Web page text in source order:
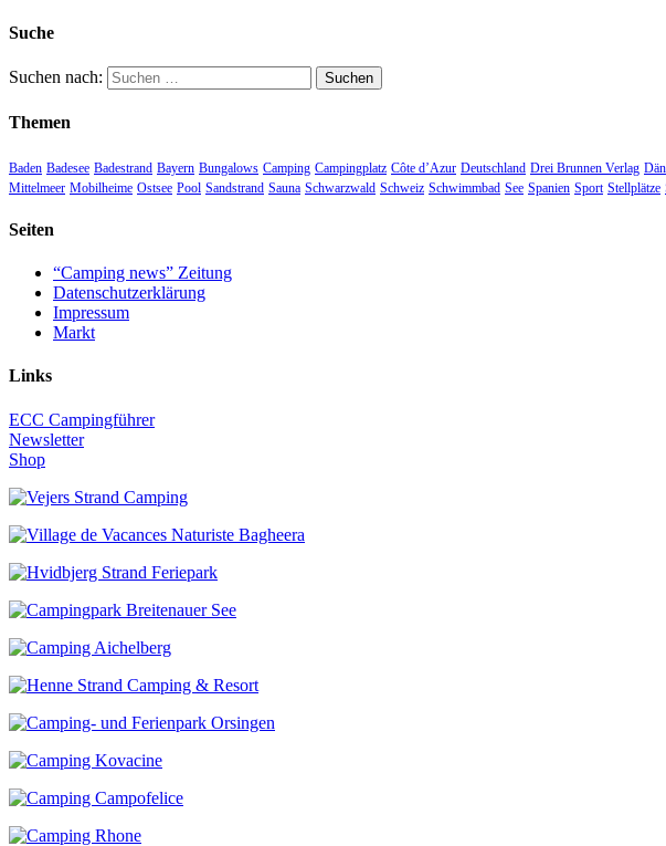
Suche
Suchen nach:
Themen
Baden Badesee Badestrand Bayern Bungalows Camping Campingplatz Côte d’Azur Deutschland Drei Brunnen Verlag
Mittelmeer Mobilheime Ostsee Pool Sandstrand Sauna Schwarzwald Schweiz Schwimmbad See Spanien Sport Stellplätze
Seiten
“Camping news” Zeitung
Datenschutzerklärung
Impressum
Markt
Links
ECC Campingführer
Newsletter
Shop